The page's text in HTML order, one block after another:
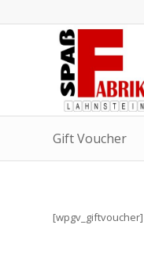
Gift Voucher
[wpgv_giftvoucher]